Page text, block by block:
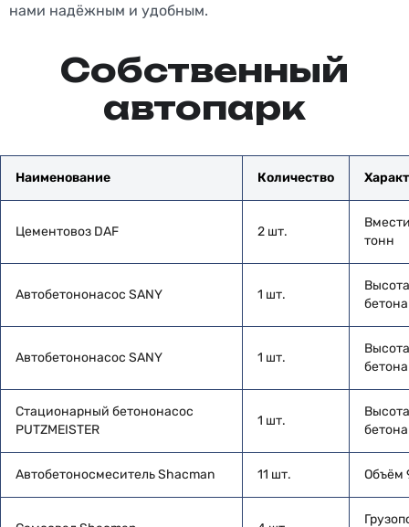
нами надёжным и удобным.
Собственный
автопарк
Наименование Количество
Цементовоз DAF 2 шт.
тонн
Автобетононасос SANY 1 шт.
Автобетононасос SANY 1 шт.
Стационарный бетононасос
PUTZMEISTER
1 шт.
Автобетоносмеситель Shacman 11 шт. Объём